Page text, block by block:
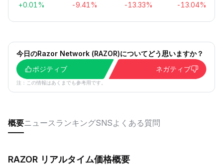
+0.01% -9.41% -13.33% -13.04%
今日のRazor Network (RAZOR)についてどう思いますか？
ポジティブ
ネガティブ
注：この情報はあくまでも参考用です。
概要ニュース ランキングSNSよくある質問
RAZOR リアルタイム価格概要